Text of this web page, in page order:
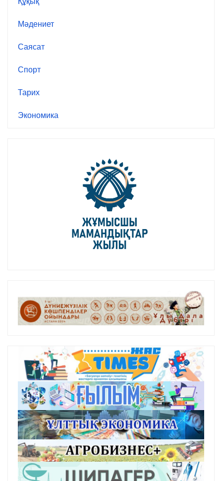
Мәдениет
Саясат
Спорт
Тарих
Экономика